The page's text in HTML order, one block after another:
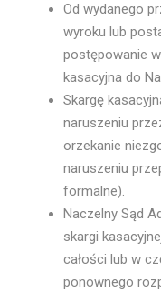
Od wydanego
wyroku lub
postępowanie
kasacyjna do
Skargę
naruszeniu
orzekanie
naruszeniu
formalne).
Naczelny Sąd
skargi
całości lub w
ponownego